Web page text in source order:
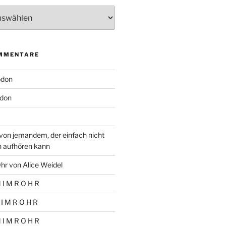
jemandem, der einfach nicht
aufhören kann
von Alice Weidel
I M R O H R
M R O H R
I M R O H R